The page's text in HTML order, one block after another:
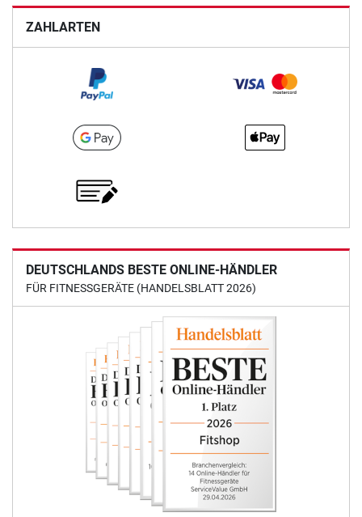
ZAHLARTEN
DEUTSCHLANDS BESTE ONLINE-HÄNDLER
FÜR FITNESSGERÄTE (HANDELSBLATT 2026)